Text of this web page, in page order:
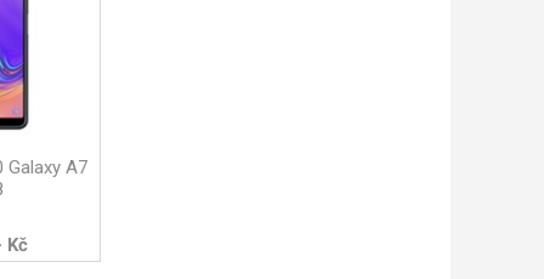
Galaxy A7
Kč